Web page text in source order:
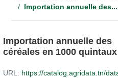
Importation annuelle des...
Importation annuelle des
céréales en 1000 quintaux
URL: https://catalog.agridata.tn/dataset/62833862-ffbe-46ad-ba37-6e09a6da94a1/resource/81d86349-d956-